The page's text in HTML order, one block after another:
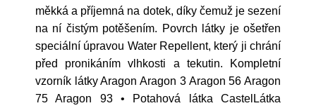
měkká a příjemná na dotek, díky čemuž je sezení
na ní čistým potěšením. Povrch látky je ošetřen
speciální úpravou Water Repellent, který ji chrání
před pronikáním vlhkosti a tekutin. Kompletní
vzorník látky Aragon Aragon 3 Aragon 56 Aragon
75 Aragon 93 • Potahová látka CastelLátka